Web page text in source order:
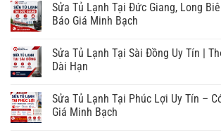
Sửa Tủ Lạnh Tại Đức Giang, Long
Báo Giá Minh Bạch
Sửa Tủ Lạnh Tại Sài Đồng Uy Tín |
Dài Hạn
Sửa Tủ Lạnh Tại Phúc Lợi Uy Tín –
Giá Minh Bạch